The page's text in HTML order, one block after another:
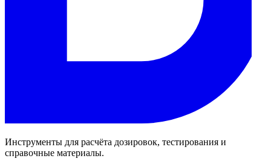
Инструменты для расчёта дозировок, тестирования и
справочные материалы.